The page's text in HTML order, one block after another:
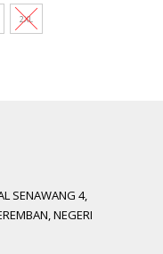
2XL
SENAWANG 4,
NEGERI